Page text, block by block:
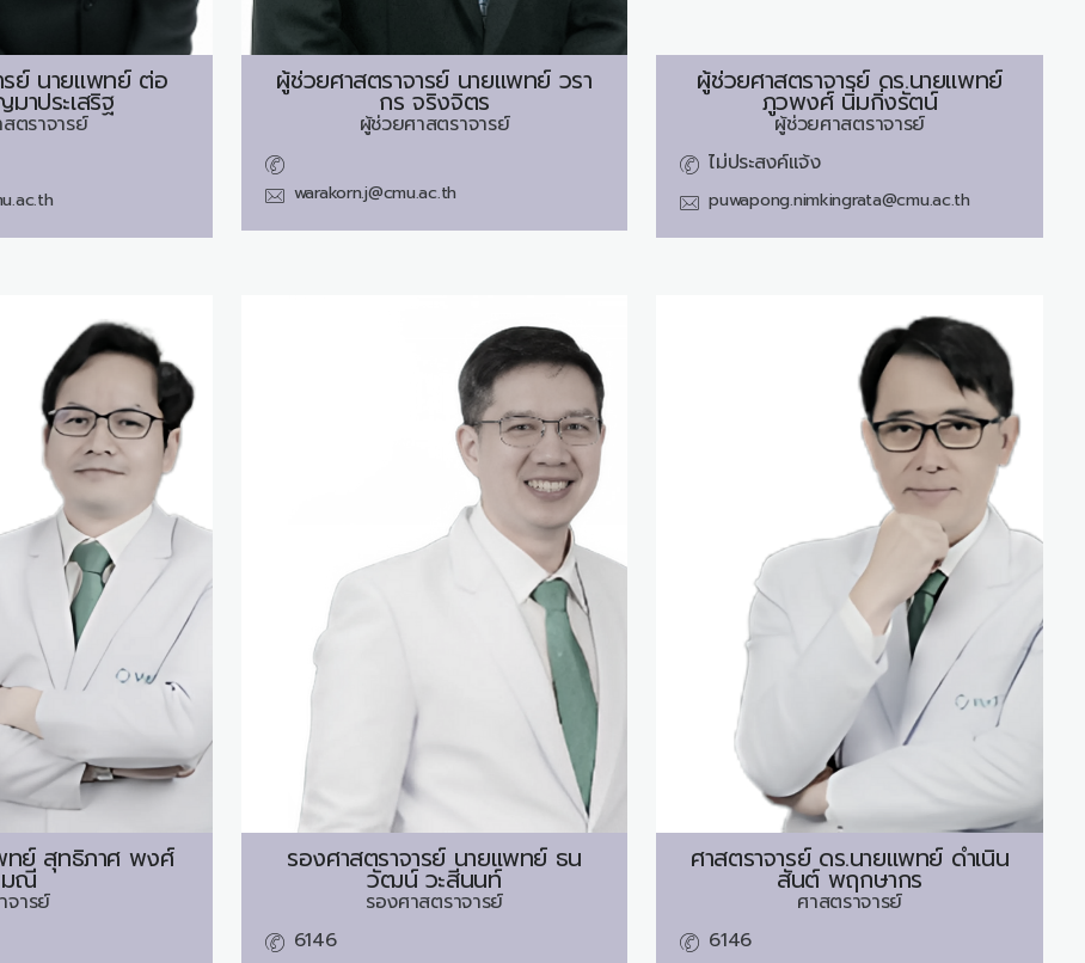
รย์ นายแพทย์ ต่อ
าประเสริฐ
ตราจารย์
ผู้ช่วยศาสตราจารย์ นายแพทย์ วรา
กร จริงจิตร
ผู้ช่วยศาสตราจารย์
warakorn.j@cmu.ac.th
ผู้ช่วยศาสตราจารย์ ดร.นายแพทย์
ภูวพงศ์ นิ่มกิ่งรัตน์
ผู้ช่วยศาสตราจารย์
ไม่ประสงค์แจ้ง
puwapong.nimkingrata@cmu.ac.th
ทย์ สุทธิภาศ พงศ์
มณี
จารย์
รองศาสตราจารย์ นายแพทย์ ธน
วัฒน์ วะสีนนท์
รองศาสตราจารย์
6146
ศาสตราจารย์ ดร.นายแพทย์ ดำเนิน
สันต์ พฤกษากร
ศาสตราจารย์
6146